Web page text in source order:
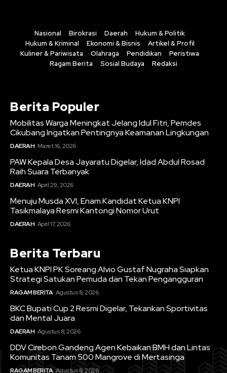
Nasional Birokrasi Daerah
Hukum & Politik
Hukum & Kriminal
Ekonomi & Bisnis
Artikel & Profil
Kuliner & Pariwisata
Olahraga Pendidikan
Peristiwa
Ragam Berita
Sosial Budaya Redaksi
Berita Populer
Mobilitas Warga Meningkat Jelang Idul Fitri, Pemdes
Cikubang Ingatkan Pentingnya Keamanan Lingkungan
DAERAH Maret 16, 2026
PAW Kepala Desa Jayaratu Digelar, Idad Abdul Rosad
Raih Suara Terbanyak
DAERAH April 29, 2026
Menuju Musda XVI, Enam Kandidat Ketua KNPI
Tasikmalaya Resmi Kantongi Nomor Urut
DAERAH April 17, 2026
Berita Terbaru
Ketua KNPI PK Soreang Alvio Gustaf Nugraha Siapkan
Strategi Satukan Pemuda dan Tekan Pengangguran
RAGAM BERITA Agustus 8, 2026
BKC Bupati Cup 2 Resmi Digelar, Tekankan Sportivitas
dan Mental Juara
DAERAH Agustus 8, 2026
DDV Cirebon Gandeng Agen Kebaikan BMH dan Lintas
Komunitas Tanam 500 Mangrove di Mertasinga
RAGAM BERITA Agustus 8, 2026